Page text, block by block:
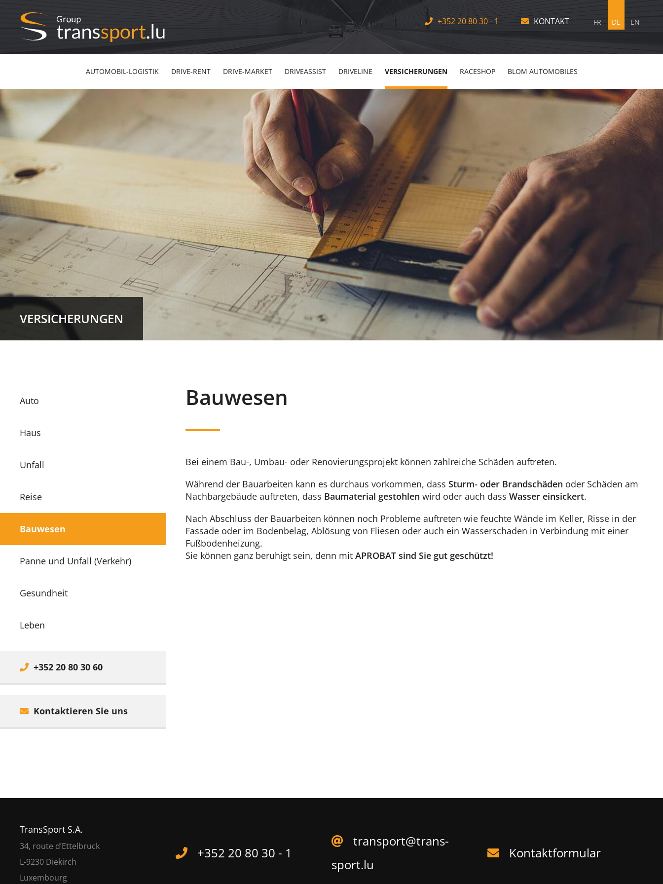
+352 20 80 30 - 1 KONTAKT FR DE EN
AUTOMOBIL-LOGISTIK DRIVE-RENT DRIVE-MARKET DRIVEASSIST DRIVELINE VERSICHERUNGEN RACESHOP BLOM AUTOMOBILES
VERSICHERUNGEN
Auto
Haus
Unfall
Reise
Bauwesen
Panne und Unfall (Verkehr)
Gesundheit
Leben
+352 20 80 30 60
Kontaktieren Sie uns
Bauwesen
Bei einem Bau-, Umbau- oder Renovierungsprojekt können zahlreiche Schäden auftreten.
Während der Bauarbeiten kann es durchaus vorkommen, dass Sturm- oder Brandschäden oder Schäden am
Nachbargebäude auftreten, dass Baumaterial gestohlen wird oder auch dass Wasser einsickert.
Nach Abschluss der Bauarbeiten können noch Probleme auftreten wie feuchte Wände im Keller, Risse in der
Fassade oder im Bodenbelag, Ablösung von Fliesen oder auch ein Wasserschaden in Verbindung mit einer
Fußbodenheizung.
Sie können ganz beruhigt sein, denn mit APROBAT sind Sie gut geschützt!
TransSport S.A.
34, route d’Ettelbruck
L-9230 Diekirch
Luxembourg
+352 20 80 30 - 1
transport@trans-
sport.lu
Kontaktformular